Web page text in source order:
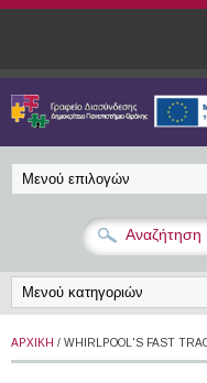
Παράκαμψη προς το κυρίως
ΑΡΧΙΚΉ / WHIRLPOOL'S FAST